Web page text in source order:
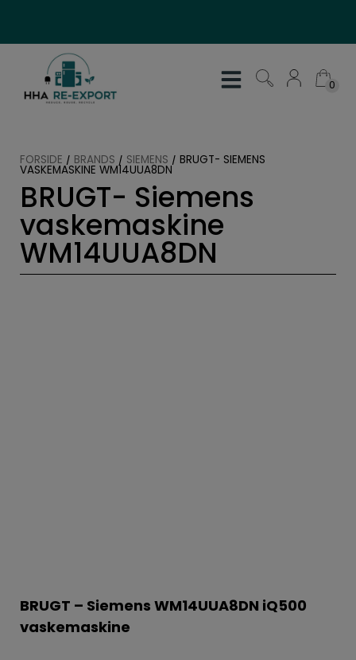
indholdet
0
0
FORSIDE / BRANDS / SIEMENS / BRUGT- SIEMENS
VASKEMASKINE WM14UUA8DN
BRUGT- Siemens
vaskemaskine
WM14UUA8DN
BRUGT – Siemens WM14UUA8DN iQ500
vaskemaskine